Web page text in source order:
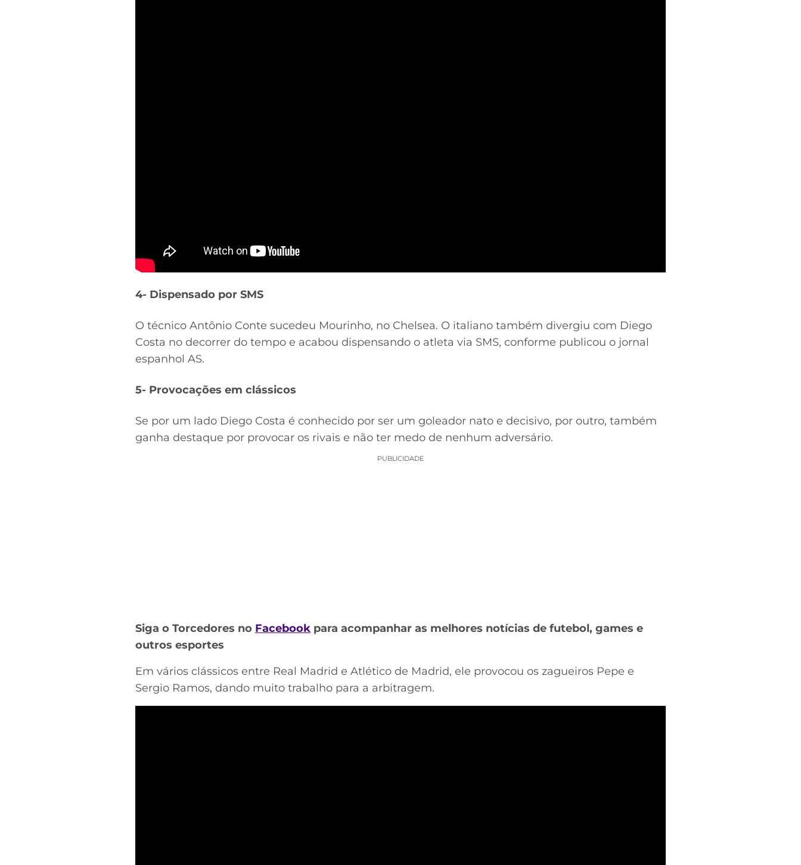
4- Dispensado por SMS
O técnico Antônio Conte sucedeu Mourinho, no Chelsea. O italiano também divergiu com Diego
Costa no decorrer do tempo e acabou dispensando o atleta via SMS, conforme publicou o jornal
espanhol AS.
5- Provocações em clássicos
Se por um lado Diego Costa é conhecido por ser um goleador nato e decisivo, por outro, também
ganha destaque por provocar os rivais e não ter medo de nenhum adversário.
PUBLICIDADE
Siga o Torcedores no Facebook para acompanhar as melhores notícias de futebol, games e
outros esportes
Em vários clássicos entre Real Madrid e Atlético de Madrid, ele provocou os zagueiros Pepe e
Sergio Ramos, dando muito trabalho para a arbitragem.